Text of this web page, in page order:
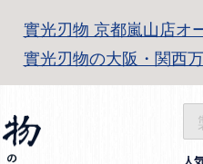
實光刃物 京都嵐山店オ
實光刃物の大阪・関西
人